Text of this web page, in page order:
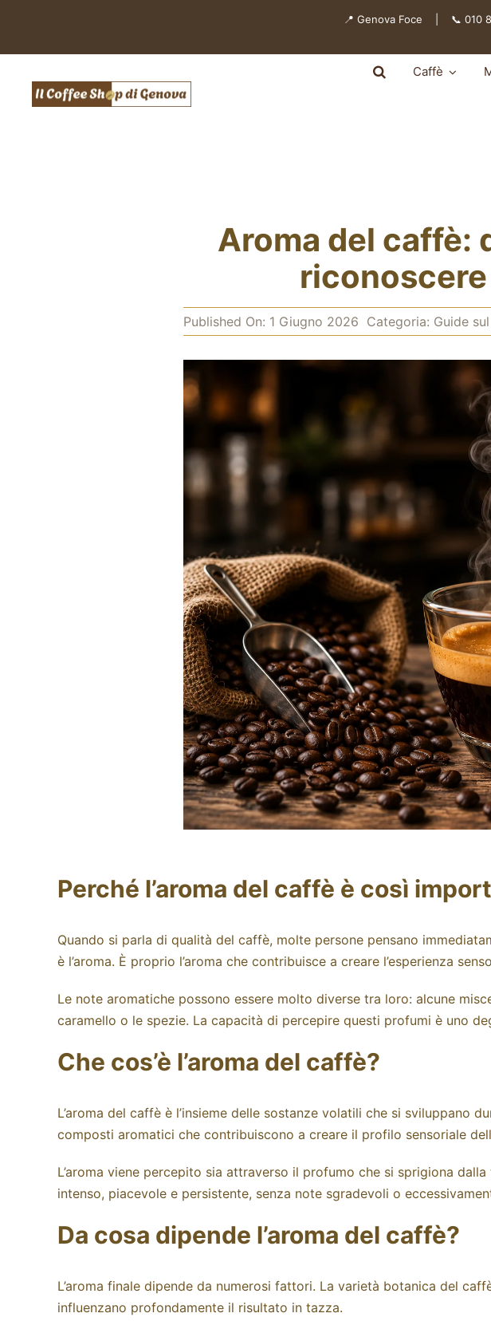
contenuto
📍 Genova Foce | 📞
Caffè
Aroma del caffè:
Published On: 1 Giugno 2026 Categoria: Guide
Perché l’aroma del caffè è così
Quando si parla di qualità del caffè, molte persone pensano
è l’aroma. È proprio l’aroma che contribuisce a creare l’esperienza
Le note aromatiche possono essere molto diverse tra loro: alcune
caramello o le spezie. La capacità di percepire questi profumi è uno
Che cos’è l’aroma del caffè?
L’aroma del caffè è l’insieme delle sostanze volatili che si sviluppano
composti aromatici che contribuiscono a creare il profilo sensoriale
L’aroma viene percepito sia attraverso il profumo che si sprigiona
intenso, piacevole e persistente, senza note sgradevoli o
Da cosa dipende l’aroma del caffè?
L’aroma finale dipende da numerosi fattori. La varietà botanica del
influenzano profondamente il risultato in tazza.